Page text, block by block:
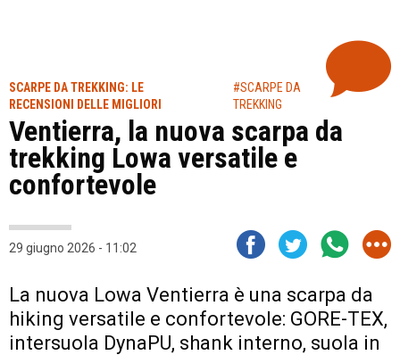
SCARPE DA TREKKING: LE
RECENSIONI DELLE MIGLIORI
#SCARPE DA
TREKKING
Ventierra, la nuova scarpa da
trekking Lowa versatile e
confortevole
29 giugno 2026 - 11:02
La nuova Lowa Ventierra è una scarpa da
hiking versatile e confortevole: GORE-TEX,
intersuola DynaPU, shank interno, suola in